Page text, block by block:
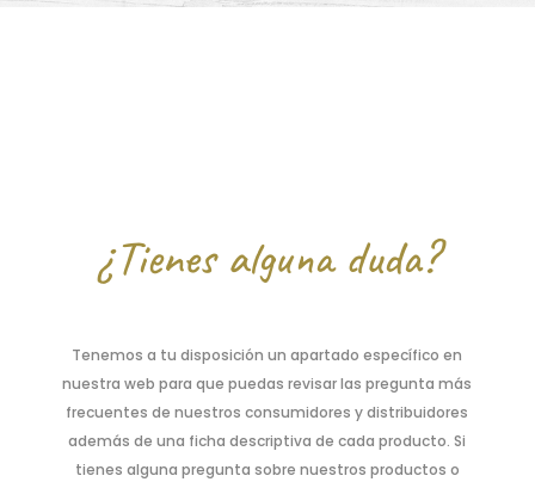
¿Tienes alguna duda?
Tenemos a tu disposición un apartado específico en
nuestra web para que puedas revisar las pregunta más
frecuentes de nuestros consumidores y distribuidores
además de una ficha descriptiva de cada producto. Si
tienes alguna pregunta sobre nuestros productos o